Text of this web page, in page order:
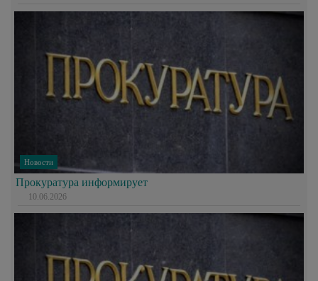
Новости
Прокуратура информирует
10.06.2026